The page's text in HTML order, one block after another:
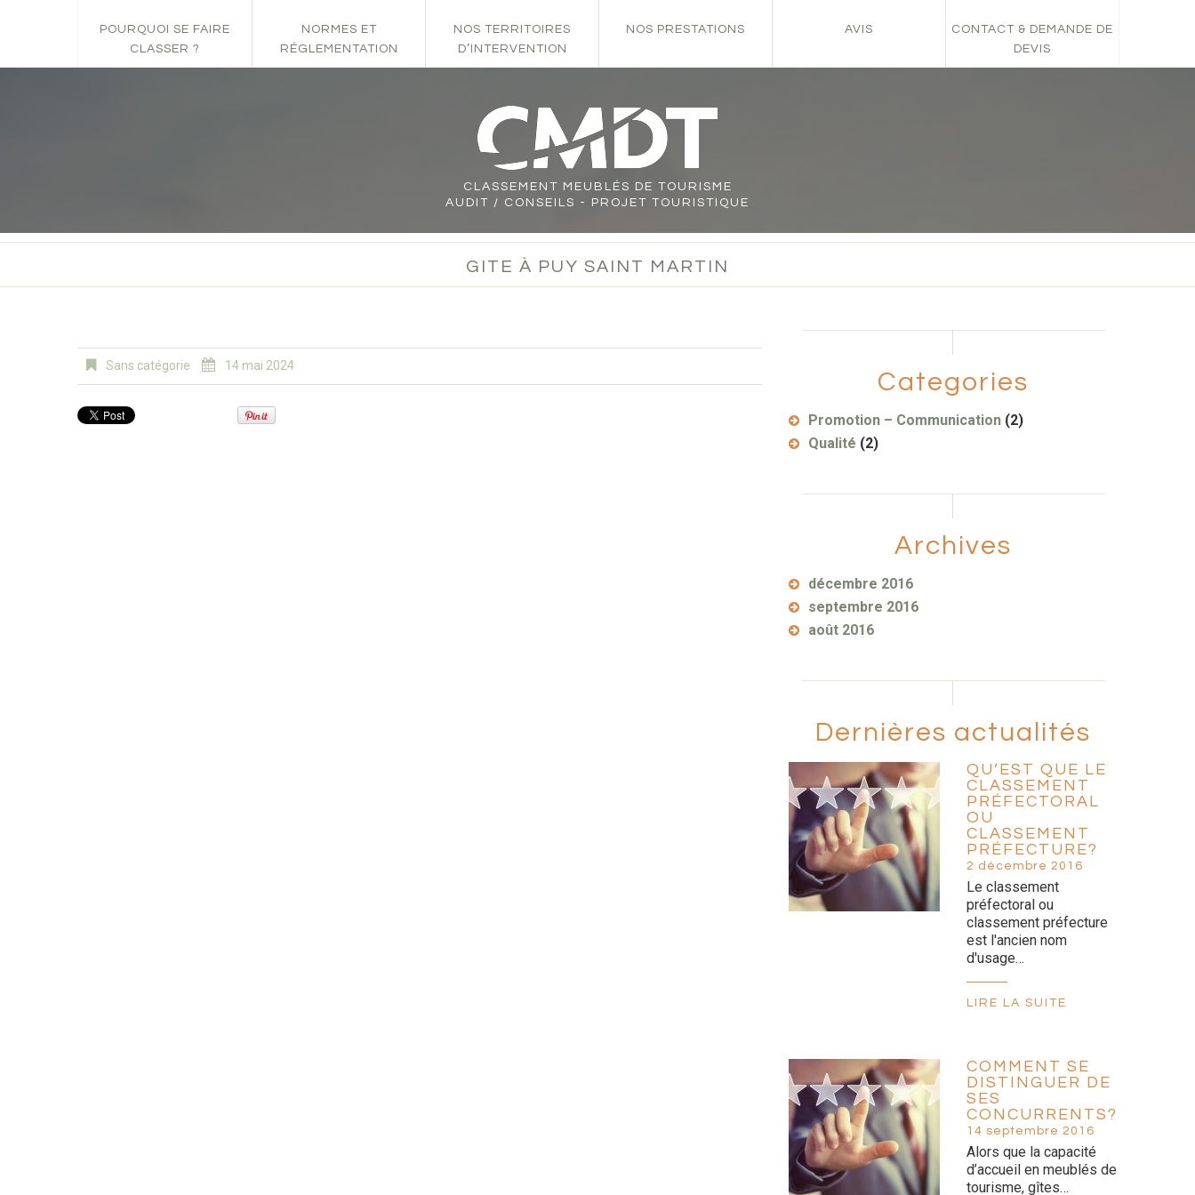
POURQUOI SE FAIRE
CLASSER ?
NORMES ET
RÉGLEMENTATION
NOS TERRITOIRES
D’INTERVENTION
NOS PRESTATIONS AVIS
CONTACT & DEMANDE DE
DEVIS
CLASSEMENT
MEUBLÉS DE TOURISME
AUDIT / CONSEILS - PROJET TOURISTIQUE
GITE À PUY SAINT MARTIN
Sans catégorie 14 mai 2024
Categories
Promotion – Communication (2)
Qualité (2)
Archives
décembre 2016
septembre 2016
août 2016
Dernières actualités
QU’EST QUE LE
CLASSEMENT
PRÉFECTORAL
OU
CLASSEMENT
PRÉFECTURE?
2 décembre 2016
Le classement
préfectoral ou
classement préfecture
est l'ancien nom
d'usage…
LIRE LA SUITE
COMMENT SE
DISTINGUER DE
SES
CONCURRENTS?
14 septembre 2016
Alors que la capacité
d’accueil en meublés de
tourisme, gîtes…